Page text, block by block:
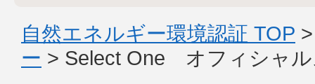
自然エネルギー環境認証 TOP
ー > Select One オフィシャ